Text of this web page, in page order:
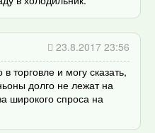
23.8.2017 23:56
торговле и могу сказать,
долго не лежат на
широкого спроса на